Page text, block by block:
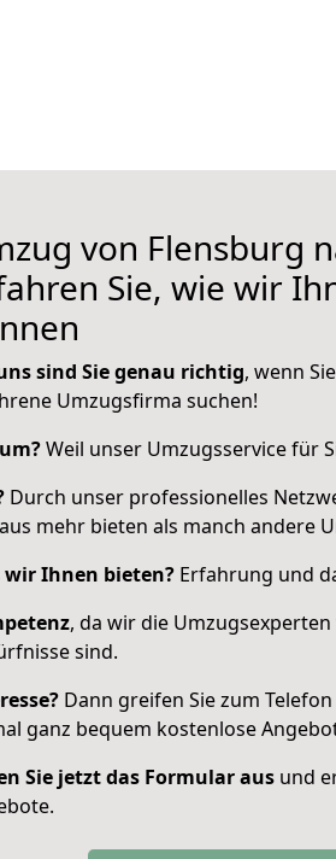
von Flensburg
Sie, wie wir
sind Sie genau richtig, wenn
Umzugsfirma suchen!
Weil unser Umzugsservice für
Durch unser professionelles
mehr bieten als manch andere
wir Ihnen bieten? Erfahrung und
, da wir die
sind.
Dann greifen Sie zum
ganz bequem kostenlose
Sie jetzt das Formular aus und